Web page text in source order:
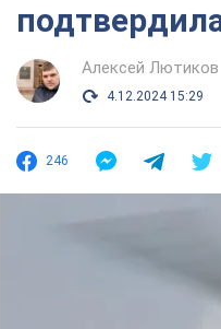
Алексей Лютиков
4.12.2024 15:29
246